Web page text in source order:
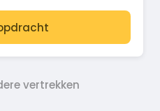
vertrekken